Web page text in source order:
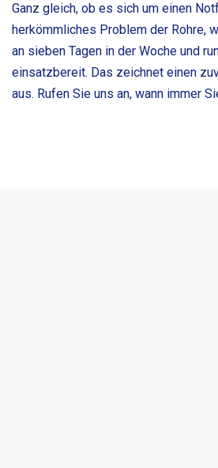
Ganz gleich, ob es sich um einen
herkömmliches Problem der Rohre,
an sieben Tagen in der Woche und
einsatzbereit. Das zeichnet einen
aus. Rufen Sie uns an, wann immer